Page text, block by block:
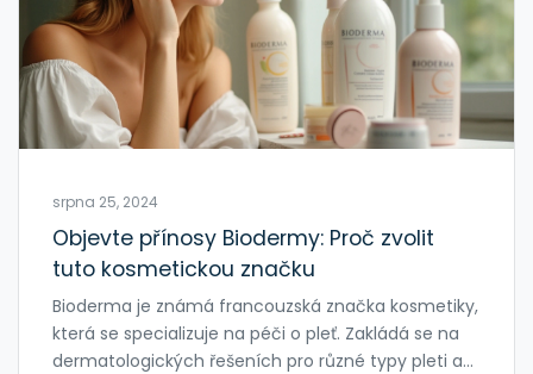
srpna 25, 2024
Objevte přínosy Biodermy: Proč zvolit
tuto kosmetickou značku
Bioderma je známá francouzská značka kosmetiky,
která se specializuje na péči o pleť. Zakládá se na
dermatologických řešeních pro různé typy pleti a